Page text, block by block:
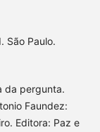
São Paulo.
da pergunta.
Faundez:
Editora: Paz e